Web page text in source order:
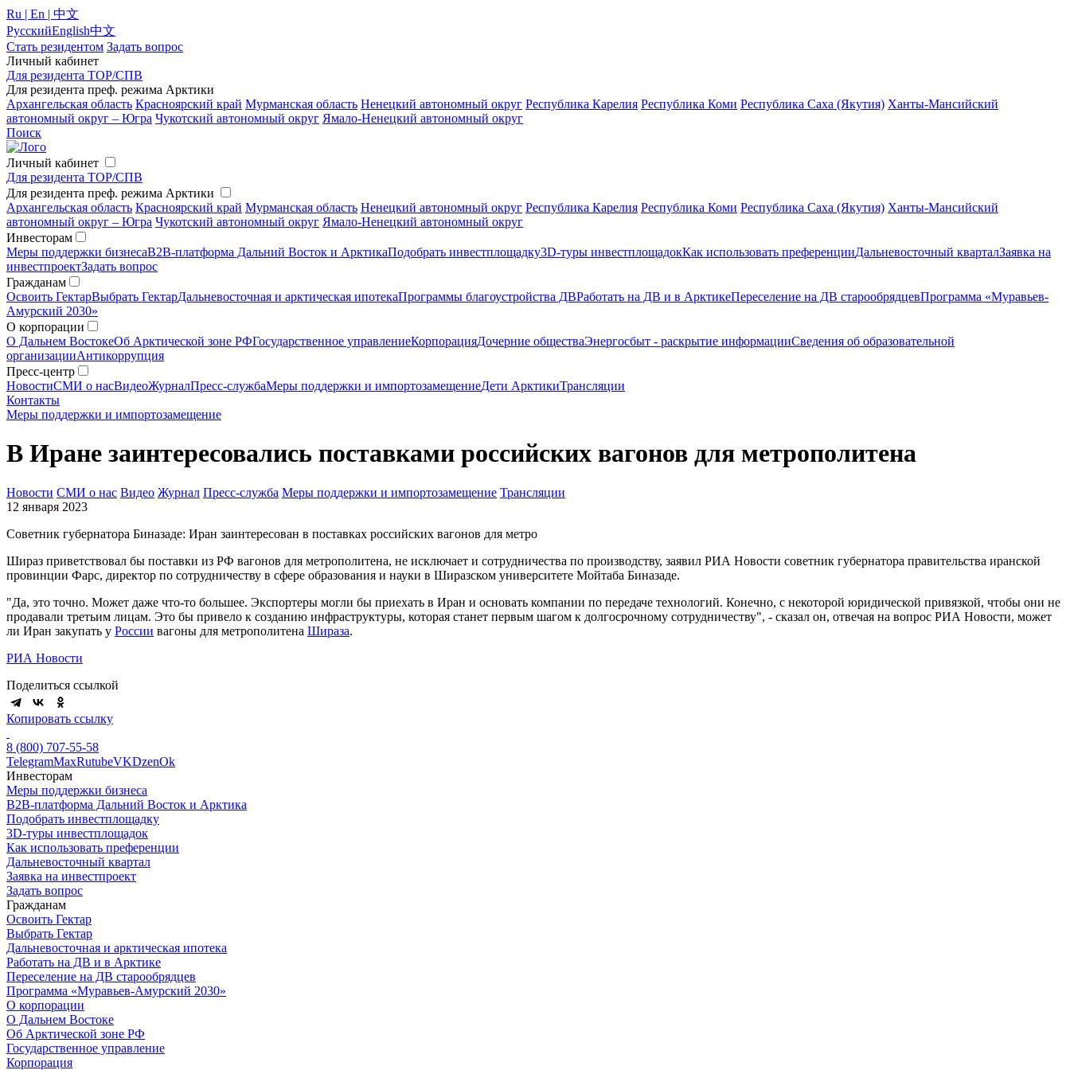
Ru | En | 中文
РусскийEnglish中文
Стать резидентом Задать вопрос
Личный кабинет
Для резидента ТОР/СПВ
Для резидента преф. режима Арктики
Архангельская область Красноярский край Мурманская область Ненецкий автономный округ Республика Карелия Республика Коми Республика Саха (Якутия) Ханты-Мансийский
автономный округ – Югра Чукотский автономный округ Ямало-Ненецкий автономный округ
Поиск
Личный кабинет
Для резидента ТОР/СПВ
Для резидента преф. режима Арктики
Архангельская область Красноярский край Мурманская область Ненецкий автономный округ Республика Карелия Республика Коми Республика Саха (Якутия) Ханты-Мансийский
автономный округ – Югра Чукотский автономный округ Ямало-Ненецкий автономный округ
Инвесторам
Меры поддержки бизнесаB2B-платформа Дальний Восток и АрктикаПодобрать инвестплощадку3D-туры инвестплощадокКак использовать преференцииДальневосточный кварталЗаявка на
инвестпроектЗадать вопрос
Гражданам
Освоить ГектарВыбрать ГектарДальневосточная и арктическая ипотекаПрограммы благоустройства ДВРаботать на ДВ и в АрктикеПереселение на ДВ старообрядцевПрограмма «Муравьев-
Амурский 2030»
О корпорации
О Дальнем ВостокеОб Арктической зоне РФГосударственное управлениеКорпорацияДочерние обществаЭнергосбыт - раскрытие информацииСведения об образовательной
организацииАнтикоррупция
Пресс-центр
НовостиСМИ о насВидеоЖурналПресс-службаМеры поддержки и импортозамещениеДети АрктикиТрансляции
Контакты
Меры поддержки и импортозамещение
В Иране заинтересовались поставками российских вагонов для метрополитена
Новости СМИ о нас Видео Журнал Пресс-служба Меры поддержки и импортозамещение Трансляции
12 января 2023
Советник губернатора Биназаде: Иран заинтересован в поставках российских вагонов для метро
Шираз приветствовал бы поставки из РФ вагонов для метрополитена, не исключает и сотрудничества по производству, заявил РИА Новости советник губернатора правительства иранской
провинции Фарс, директор по сотрудничеству в сфере образования и науки в Ширазском университете Мойтаба Биназаде.
"Да, это точно. Может даже что-то большее. Экспортеры могли бы приехать в Иран и основать компании по передаче технологий. Конечно, с некоторой юридической привязкой, чтобы они не
продавали третьим лицам. Это бы привело к созданию инфраструктуры, которая станет первым шагом к долгосрочному сотрудничеству", - сказал он, отвечая на вопрос РИА Новости, может
ли Иран закупать у России вагоны для метрополитена Шираза.
РИА Новости
Поделиться ссылкой
Копировать ссылку
8 (800) 707-55-58
TelegramMaxRutubeVKDzenOk
Инвесторам
Меры поддержки бизнеса
B2B-платформа Дальний Восток и Арктика
Подобрать инвестплощадку
3D-туры инвестплощадок
Как использовать преференции
Дальневосточный квартал
Заявка на инвестпроект
Задать вопрос
Гражданам
Освоить Гектар
Выбрать Гектар
Дальневосточная и арктическая ипотека
Работать на ДВ и в Арктике
Переселение на ДВ старообрядцев
Программа «Муравьев-Амурский 2030»
О корпорации
О Дальнем Востоке
Об Арктической зоне РФ
Государственное управление
Корпорация